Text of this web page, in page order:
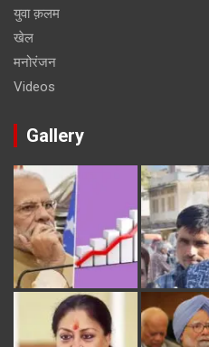
युवा क़लम
खेल
मनोरंजन
Videos
Gallery